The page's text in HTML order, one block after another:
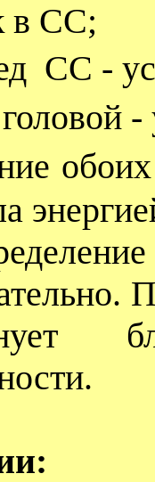
в СС;
СС -
обоих